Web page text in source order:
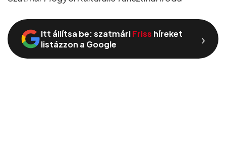
Itt állítsa be: szatmáriFriss híreket
listázzon a Google
›